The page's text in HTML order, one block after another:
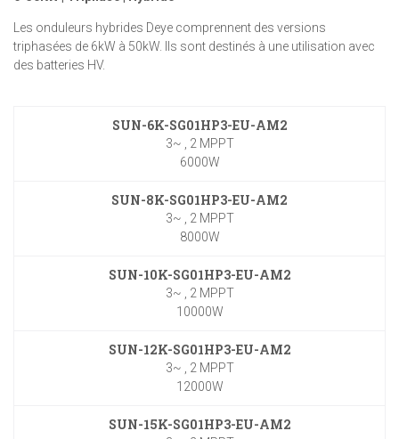
Les onduleurs hybrides Deye comprennent des versions
triphasées de 6kW à 50kW. Ils sont destinés à une utilisation avec
des batteries HV.
SUN-6K-SG01HP3-EU-AM2
3~ , 2 MPPT
6000W
SUN-8K-SG01HP3-EU-AM2
3~ , 2 MPPT
8000W
SUN-10K-SG01HP3-EU-AM2
3~ , 2 MPPT
10000W
SUN-12K-SG01HP3-EU-AM2
3~ , 2 MPPT
12000W
SUN-15K-SG01HP3-EU-AM2